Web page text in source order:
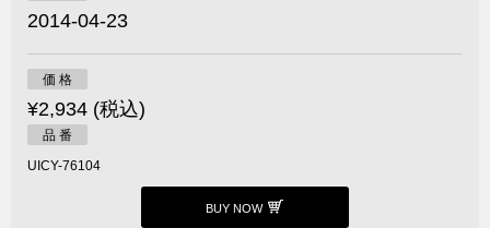
2014-04-23
価 格
¥2,934 (税込)
品 番
UICY-76104
BUY NOW